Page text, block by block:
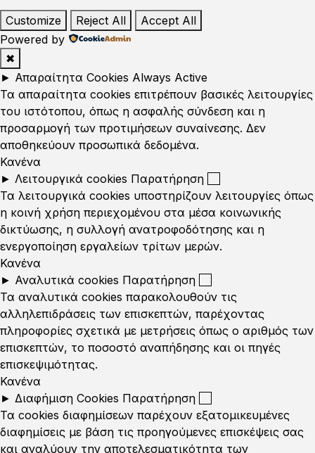
Customize Reject All
Accept All
Powered by
✖
► Απαραίτητα Cookies Always Active
Τα απαραίτητα cookies επιτρέπουν βασικές λειτουργίες
του ιστότοπου, όπως η ασφαλής σύνδεση και η
προσαρμογή των προτιμήσεων συναίνεσης. Δεν
αποθηκεύουν προσωπικά δεδομένα.
Κανένα
► Λειτουργικά cookies Παρατήρηση
Τα λειτουργικά cookies υποστηρίζουν λειτουργίες όπως
η κοινή χρήση περιεχομένου στα μέσα κοινωνικής
δικτύωσης, η συλλογή ανατροφοδότησης και η
ενεργοποίηση εργαλείων τρίτων μερών.
Κανένα
► Αναλυτικά cookies Παρατήρηση
Τα αναλυτικά cookies παρακολουθούν τις
αλληλεπιδράσεις των επισκεπτών, παρέχοντας
πληροφορίες σχετικά με μετρήσεις όπως ο αριθμός των
επισκεπτών, το ποσοστό αναπήδησης και οι πηγές
επισκεψιμότητας.
Κανένα
► Διαφήμιση Cookies Παρατήρηση
Τα cookies διαφημίσεων παρέχουν εξατομικευμένες
διαφημίσεις με βάση τις προηγούμενες επισκέψεις σας
και αναλύουν την αποτελεσματικότητα των